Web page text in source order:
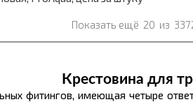
Показать ещё 20 из
Крестовина для
фитингов, имеющая четыре